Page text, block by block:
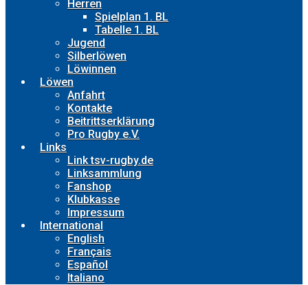
Herren
Spielplan 1. BL
Tabelle 1. BL
Jugend
Silberlöwen
Löwinnen
Löwen
Anfahrt
Kontakte
Beitrittserklärung
Pro Rugby e.V.
Links
Link tsv-rugby.de
Linksammlung
Fanshop
Klubkasse
Impressum
International
English
Français
Español
Italiano